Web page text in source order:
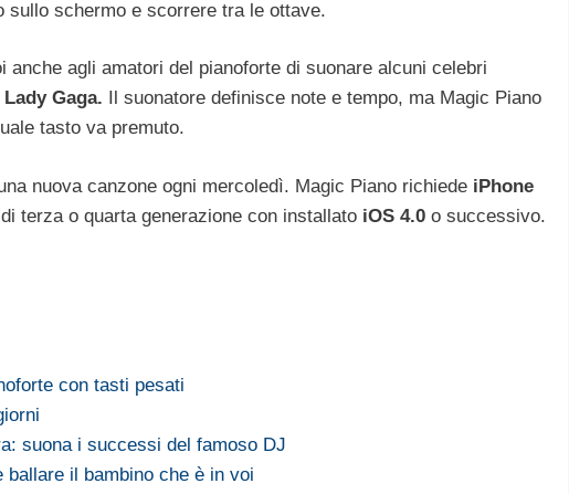
sullo schermo e scorrere tra le ottave.
anche agli amatori del pianoforte di suonare alcuni celebri
Lady Gaga. Il suonatore definisce note e tempo, ma Magic Piano
tasto va premuto.
nuova canzone ogni mercoledì. Magic Piano richiede iPhone
di terza o quarta generazione con installato iOS 4.0 o successivo.
con tasti pesati
suona i successi del famoso DJ
ballare il bambino che è in voi